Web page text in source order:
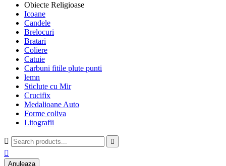
Obiecte Religioase
Icoane
Candele
Brelocuri
Bratari
Coliere
Catuie
Carbuni fitile plute punti
lemn
Sticlute cu Mir
Crucifix
Medalioane Auto
Forme coliva
Litografii
 

Anuleaza